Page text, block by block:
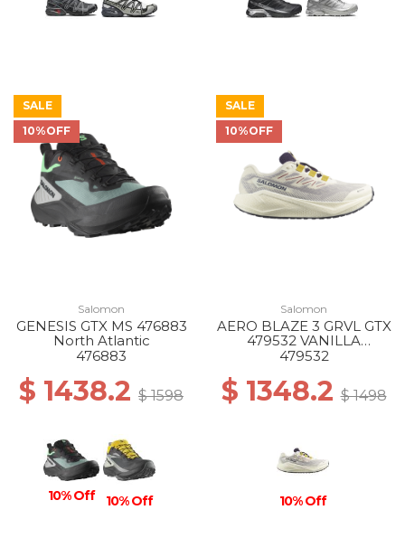
SALE
10%OFF
Salomon
GENESIS GTX MS 476883
North Atlantic
476883
$ 1438.2 $ 1598
10% Off 10% Off
SALE
10%OFF
Salomon
AERO BLAZE 3 GRVL GTX
479532 VANILLA
ICE/ASTRAL AURA/LEMO
479532
$ 1348.2$ 1498
10% Off